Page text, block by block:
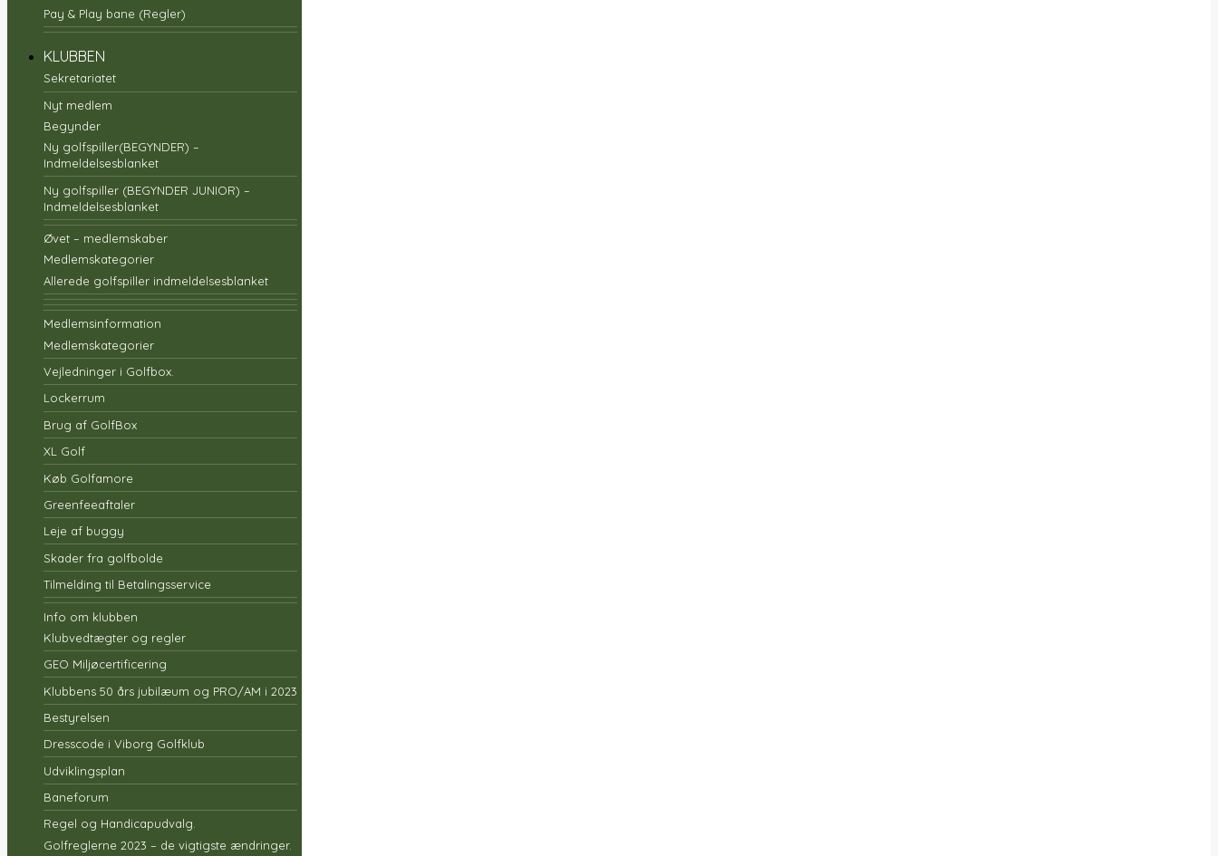
Pay & Play bane (Regler)
KLUBBEN
Sekretariatet
Nyt medlem
Begynder
Ny golfspiller(BEGYNDER) –
Indmeldelsesblanket
Ny golfspiller (BEGYNDER JUNIOR) –
Indmeldelsesblanket
Øvet – medlemskaber
Medlemskategorier
Allerede golfspiller indmeldelsesblanket
Medlemsinformation
Medlemskategorier
Vejledninger i Golfbox.
Lockerrum
Brug af GolfBox
XL Golf
Køb Golfamore
Greenfeeaftaler
Leje af buggy
Skader fra golfbolde
Tilmelding til Betalingsservice
Info om klubben
Klubvedtægter og regler
GEO Miljøcertificering
Klubbens 50 års jubilæum og PRO/AM i 2023
Bestyrelsen
Dresscode i Viborg Golfklub
Udviklingsplan
Baneforum
Regel og Handicapudvalg.
Golfreglerne 2023 – de vigtigste ændringer.